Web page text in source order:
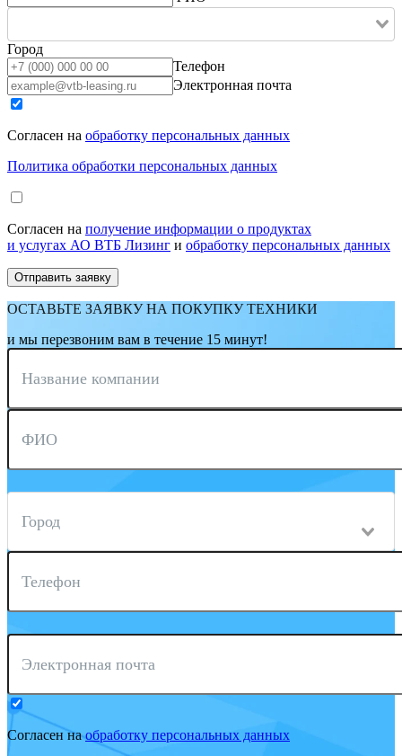
Город
Телефон
Электронная почта
Согласен на обработку персональных данных
Политика обработки персональных данных
Согласен на получение информации о продуктах
и услугах АО ВТБ Лизинг и обработку персональных данных
ОСТАВЬТЕ ЗАЯВКУ НА ПОКУПКУ ТЕХНИКИ
и мы перезвоним вам в течение 15 минут!
Название компании
ФИО
Город
Телефон
Электронная почта
Согласен наобработку персональных данных